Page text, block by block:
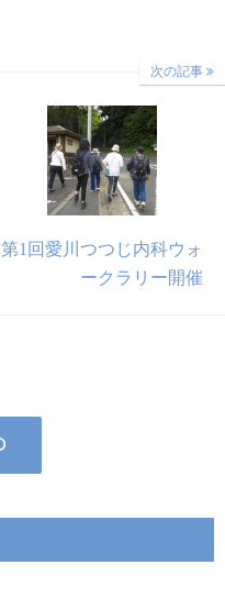
次の記事
第1回愛川つつじ内科ウォ
ークラリー開催